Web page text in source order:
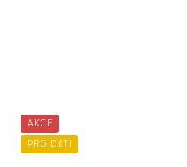
AKCE
PRO DĚTI